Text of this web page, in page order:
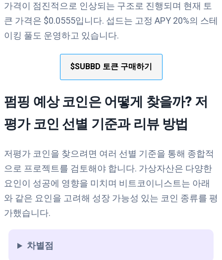
가격이 점진적으로 인상되는 구조로 진행되며 현재 토
큰 가격은 $0.0555입니다. 섭드는 고정 APY 20%의 스테
이킹 풀도 운영하고 있습니다.
$SUBBD 토큰 구매하기
펌핑 예상 코인은 어떻게 찾을까? 저
평가 코인 선별 기준과 리뷰 방법
저평가 코인을 찾으려면 여러 선별 기준을 통해 종합적
으로 프로젝트를 검토해야 합니다. 가상자산은 다양한
요인이 성공에 영향을 미치며 비트코이니스트는 아래
와 같은 요인을 고려해 성장 가능성 있는 코인 종류를 평
가했습니다.
차별점